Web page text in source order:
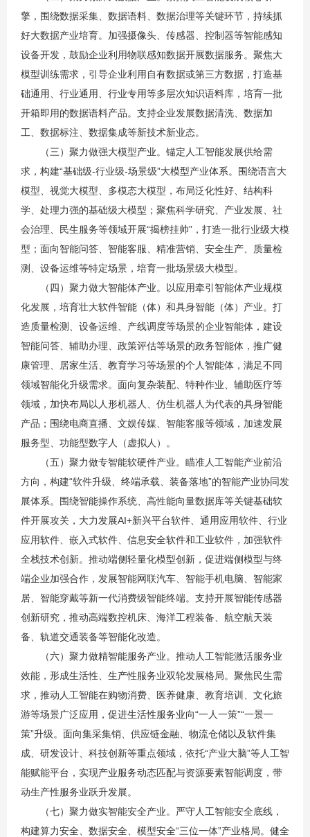
擎，围绕数据采集、数据语料、数据治理等关键环节，持续抓
好大数据产业培育。加强摄像头、传感器、控制器等智能感知
设备开发，鼓励企业利用物联感知数据开展数据服务。聚焦大
模型训练需求，引导企业利用自有数据或第三方数据，打造基
础通用、行业通用、行业专用等多层次知识语料库，培育一批
开箱即用的数据语料产品。支持企业发展数据清洗、数据加
工、数据标注、数据集成等新技术新业态。
（三）聚力做强大模型产业。锚定人工智能发展供给需
求，构建“基础级-行业级-场景级”大模型产业体系。围绕语言大
模型、视觉大模型、多模态大模型，布局泛化性好、结构科
学、处理力强的基础级大模型；聚焦科学研究、产业发展、社
会治理、民生服务等领域开展“揭榜挂帅”，打造一批行业级大模
型；面向智能问答、智能客服、精准营销、安全生产、质量检
测、设备运维等特定场景，培育一批场景级大模型。
（四）聚力做大智能体产业。以应用牵引智能体产业规模
化发展，培育壮大软件智能（体）和具身智能（体）产业。打
造质量检测、设备运维、产线调度等场景的企业智能体，建设
智能问答、辅助办理、政策评估等场景的政务智能体，推广健
康管理、居家生活、教育学习等场景的个人智能体，满足不同
领域智能化升级需求。面向复杂装配、特种作业、辅助医疗等
领域，加快布局以人形机器人、仿生机器人为代表的具身智能
产品；围绕电商直播、文娱传媒、智能客服等领域，加速发展
服务型、功能型数字人（虚拟人）。
（五）聚力做专智能软硬件产业。瞄准人工智能产业前沿
方向，构建“软件升级、终端承载、装备落地”的智能产业协同发
展体系。围绕智能操作系统、高性能向量数据库等关键基础软
件开展攻关，大力发展AI+新兴平台软件、通用应用软件、行业
应用软件、嵌入式软件、信息安全软件和工业软件，加强软件
全栈技术创新。推动端侧轻量化模型创新，促进端侧模型与终
端企业加强合作，发展智能网联汽车、智能手机电脑、智能家
居、智能穿戴等新一代消费级智能终端。支持开展智能传感器
创新研究，推动高端数控机床、海洋工程装备、航空航天装
备、轨道交通装备等智能化改造。
（六）聚力做精智能服务产业。推动人工智能激活服务业
效能，形成生活性、生产性服务业双轮发展格局。聚焦民生需
求，推动人工智能在购物消费、医养健康、教育培训、文化旅
游等场景广泛应用，促进生活性服务业向“一人一策”“一景一
策”升级。面向集采集销、供应链金融、物流仓储以及软件集
成、研发设计、科技创新等重点领域，依托“产业大脑”等人工智
能赋能平台，实现产业服务动态匹配与资源要素智能调度，带
动生产性服务业跃升发展。
（七）聚力做实智能安全产业。严守人工智能安全底线，
构建算力安全、数据安全、模型安全“三位一体”产业格局。健全